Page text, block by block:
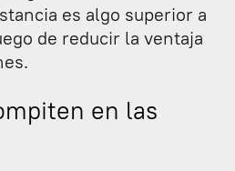
es algo superior a
de reducir la ventaja
en las